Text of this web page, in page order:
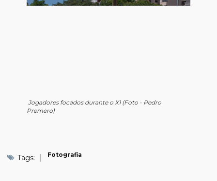
Jogadores focados durante o X1 (Foto - Pedro
Premero)
Tags: Fotografia